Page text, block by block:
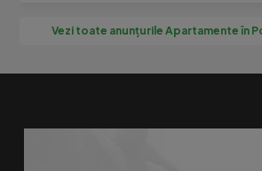
Vezi toate anunțurile Apartamente în